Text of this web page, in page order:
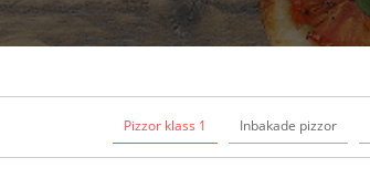
Pizzor klass 1 Inbakade pizzor